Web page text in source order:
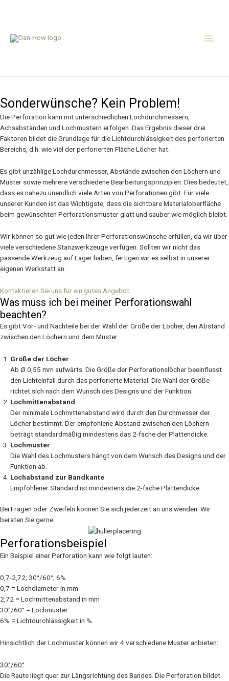
Sonderwünsche? Kein Problem!
Die Perforation kann mit unterschiedlichen Lochdurchmessern,
Achsabständen und Lochmustern erfolgen. Das Ergebnis dieser drei
Faktoren bildet die Grundlage für die Lichtdurchlässigkeit des perforierten
Bereichs, d.h. wie viel der perforierten Fläche Löcher hat.
Es gibt unzählige Lochdurchmesser, Abstände zwischen den Löchern und
Muster sowie mehrere verschiedene Bearbeitungsprinzipien. Dies bedeutet,
dass es nahezu unendlich viele Arten von Perforationen gibt. Für viele
unserer Kunden ist das Wichtigste, dass die sichtbare Materialoberfläche
beim gewünschten Perforationsmuster glatt und sauber wie möglich bleibt.
Wir können so gut wie jeden Ihrer Perforationswünsche erfüllen, da wir über
viele verschiedene Stanzwerkzeuge verfügen. Sollten wir nicht das
passende Werkzeug auf Lager haben, fertigen wir es selbst in unserer
eigenen Werkstatt an.
Kontaktieren Sie uns für ein gutes Angebot
Was muss ich bei meiner Perforationswahl
beachten?
Es gibt Vor- und Nachteile bei der Wahl der Größe der Löcher, den Abstand
zwischen den Löchern und dem Muster.
Größe der Löcher
Ab Ø 0,55 mm aufwärts. Die Größe der Perforationslöcher beeinflusst
den Lichteinfall durch das perforierte Material. Die Wahl der Größe
richtet sich nach dem Wunsch des Designs und der Funktion.
Lochmittenabstand
Der minimale Lochmittenabstand wird durch den Durchmesser der
Löcher bestimmt. Der empfohlene Abstand zwischen den Löchern
beträgt standardmäßig mindestens das 2-fache der Plattendicke.
Lochmuster
Die Wahl des Lochmusters hängt von dem Wunsch des Designs und der
Funktion ab.
Lochabstand zur Bandkante
Empfohlener Standard ist mindestens die 2-fache Plattendicke.
Bei Fragen oder Zweifeln können Sie sich jederzeit an uns wenden. Wir
beraten Sie gerne.
Perforationsbeispiel
Ein Beispiel einer Perforation kann wie folgt lauten:
0,7-2,72; 30°/60°; 6%
0,7 = Lochdiameter in mm
2,72 = Lochmittenabstand in mm
30°/60° = Lochmuster
6% = Lichtdurchlässigkeit in %
Hinsichtlich der Lochmuster können wir 4 verschiedene Muster anbieten:
30°/60°
Die Raute liegt quer zur Längsrichtung des Bandes. Die Perforation bildet